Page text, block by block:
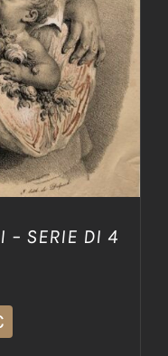
– SERIE DI 4